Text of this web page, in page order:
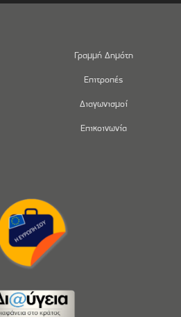
Γραμμή Δημότη
Επιτροπές
Διαγωνισμοί
Επικοινωνία